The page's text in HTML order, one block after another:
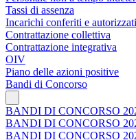
Tassi di assenza
Incarichi conferiti e
Contrattazione collettiva
Contrattazione integrativa
OIV
Piano delle azioni positive
Bandi di Concorso
BANDI DI CONCORSO
BANDI DI CONCORSO
BANDI DI CONCORSO